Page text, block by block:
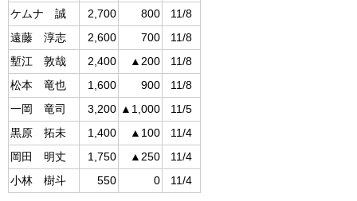
ケムナ 誠
2,700 800
11/8
遠藤 淳志
2,600 700
11/8
塹江 敦哉
2,400 ▲200
11/8
松本 竜也
1,600 900
11/8
一岡 竜司
3,200 ▲1,000
11/5
黒原 拓未
1,400 ▲100
11/4
岡田 明丈
1,750 ▲250
11/4
小林 樹斗
550 0 11/4